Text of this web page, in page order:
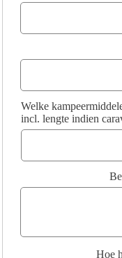
Welke
incl. lengte indien
Hoe